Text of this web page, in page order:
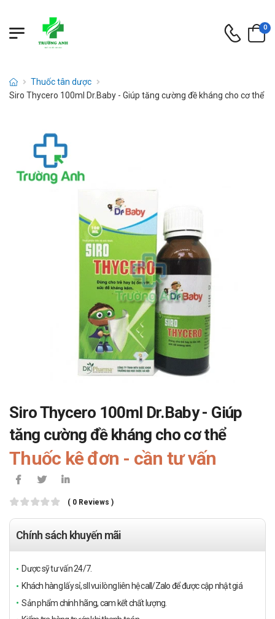
0
Thuốc tân dược
Siro Thycero 100ml Dr.Baby - Giúp tăng cường đề kháng cho cơ thể
Siro Thycero 100ml Dr.Baby - Giúp
tăng cường đề kháng cho cơ thể
Thuốc kê đơn - cần tư vấn
( 0 Reviews )
Chính sách khuyến mãi
Dược sỹ tư vấn 24/7.
Khách hàng lấy sỉ, sll vui lòng liên hệ call/Zalo để được cập nhật giá
Sản phẩm chính hãng, cam kết chất lượng.